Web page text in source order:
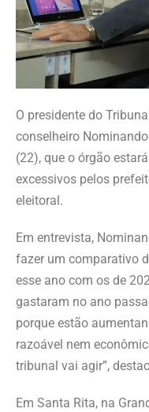
O presidente do
conselheiro
(22), que o órgão
excessivos pelos
eleitoral.
Em entrevista,
fazer um comparativo
esse ano com os de
gastaram no ano
porque estão
razoável nem
tribunal vai agir”,
Em Santa Rita, na